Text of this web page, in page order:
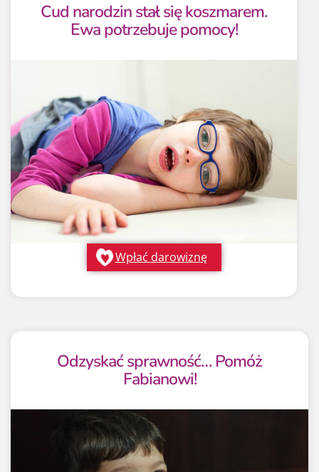
Cud narodzin stał się koszmarem.
Ewa potrzebuje pomocy!
Wpłać darowiznę
Odzyskać sprawność… Pomóż
Fabianowi!